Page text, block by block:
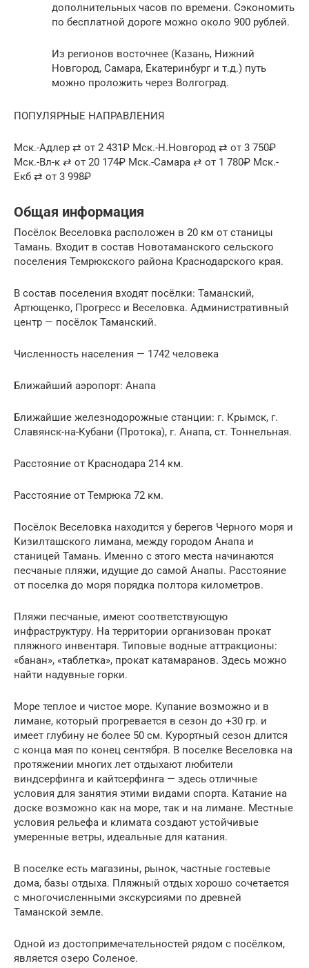
дополнительных часов по времени. Сэкономить
по бесплатной дороге можно около 900 рублей.
Из регионов восточнее (Казань, Нижний
Новгород, Самара, Екатеринбург и т.д.) путь
можно проложить через Волгоград.
ПОПУЛЯРНЫЕ НАПРАВЛЕНИЯ
Мск.-Адлер ⇄ от 2 431₽ Мск.-Н.Новгород ⇄ от 3 750₽
Мск.-Вл-к ⇄ от 20 174₽ Мск.-Самара ⇄ от 1 780₽ Мск.-
Екб ⇄ от 3 998₽
Общая информация
Посёлок Веселовка расположен в 20 км от станицы
Тамань. Входит в состав Новотаманского сельского
поселения Темрюкского района Краснодарского края.
В состав поселения входят посёлки: Таманский,
Артющенко, Прогресс и Веселовка. Административный
центр — посёлок Таманский.
Численность населения — 1742 человека
Ближайший аэропорт: Анапа
Ближайшие железнодорожные станции: г. Крымск, г.
Славянск-на-Кубани (Протока), г. Анапа, ст. Тоннельная.
Расстояние от Краснодара 214 км.
Расстояние от Темрюка 72 км.
Посёлок Веселовка находится у берегов Черного моря и
Кизилташского лимана, между городом Анапа и
станицей Тамань. Именно с этого места начинаются
песчаные пляжи, идущие до самой Анапы. Расстояние
от поселка до моря порядка полтора километров.
Пляжи песчаные, имеют соответствующую
инфраструктуру. На территории организован прокат
пляжного инвентаря. Типовые водные аттракционы:
«банан», «таблетка», прокат катамаранов. Здесь можно
найти надувные горки.
Море теплое и чистое море. Купание возможно и в
лимане, который прогревается в сезон до +30 гр. и
имеет глубину не более 50 см. Курортный сезон длится
с конца мая по конец сентября. В поселке Веселовка на
протяжении многих лет отдыхают любители
виндсерфинга и кайтсерфинга — здесь отличные
условия для занятия этими видами спорта. Катание на
доске возможно как на море, так и на лимане. Местные
условия рельефа и климата создают устойчивые
умеренные ветры, идеальные для катания.
В поселке есть магазины, рынок, частные гостевые
дома, базы отдыха. Пляжный отдых хорошо сочетается
с многочисленными экскурсиями по древней
Таманской земле.
Одной из достопримечательностей рядом с посёлком,
является озеро Соленое.